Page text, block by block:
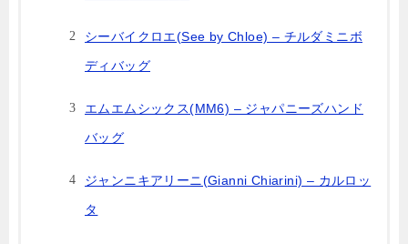
シーバイクロエ(See by Chloe) – チルダミニボ
ディバッグ
エムエムシックス(MM6) – ジャパニーズハンド
バッグ
ジャンニキアリーニ(Gianni Chiarini) – カルロッ
タ